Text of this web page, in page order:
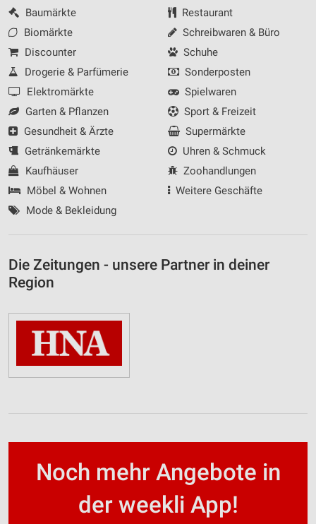
Baumärkte
Biomärkte
Discounter
Drogerie & Parfümerie
Elektromärkte
Garten & Pflanzen
Gesundheit & Ärzte
Getränkemärkte
Kaufhäuser
Möbel & Wohnen
Mode & Bekleidung
Restaurant
Schreibwaren & Büro
Schuhe
Sonderposten
Spielwaren
Sport & Freizeit
Supermärkte
Uhren & Schmuck
Zoohandlungen
Weitere Geschäfte
Die Zeitungen - unsere Partner in deiner
Region
Noch mehr Angebote in
der weekli App!